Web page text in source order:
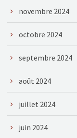
novembre 2024
octobre 2024
septembre 2024
août 2024
juillet 2024
juin 2024